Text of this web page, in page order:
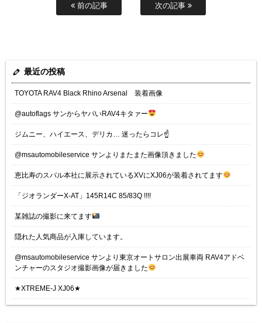
前の記事 次の記事
最近の投稿
TOYOTA RAV4 Black Rhino Arsenal 装着画像
@autoflags サンからヤバいRAV4キタァー
ジムニー、ハイエース、デリカ… 迷ったらコレ☝️
@msautomobileservice サンよりまたまた画像頂きました
恵比寿のスバル本社に展示されているXVにXJ06が装着されてます
「ジオランダーX-AT」145R14C 85/83Q !!!!
某雑誌の撮影に来てます
隠れた人気商品が入庫しています。
@msautomobileservice サンより東京オートサロン出展車両 RAV4アドベ
ンチャーのスタジオ撮影画像が届きました
★XTREME-J XJ06★